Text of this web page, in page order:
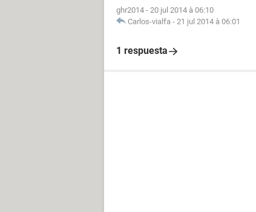
ghr2014 - 20 jul 2014 à 06:10
Carlos-vialfa - 21 jul 2014 à 06:01
1 respuesta